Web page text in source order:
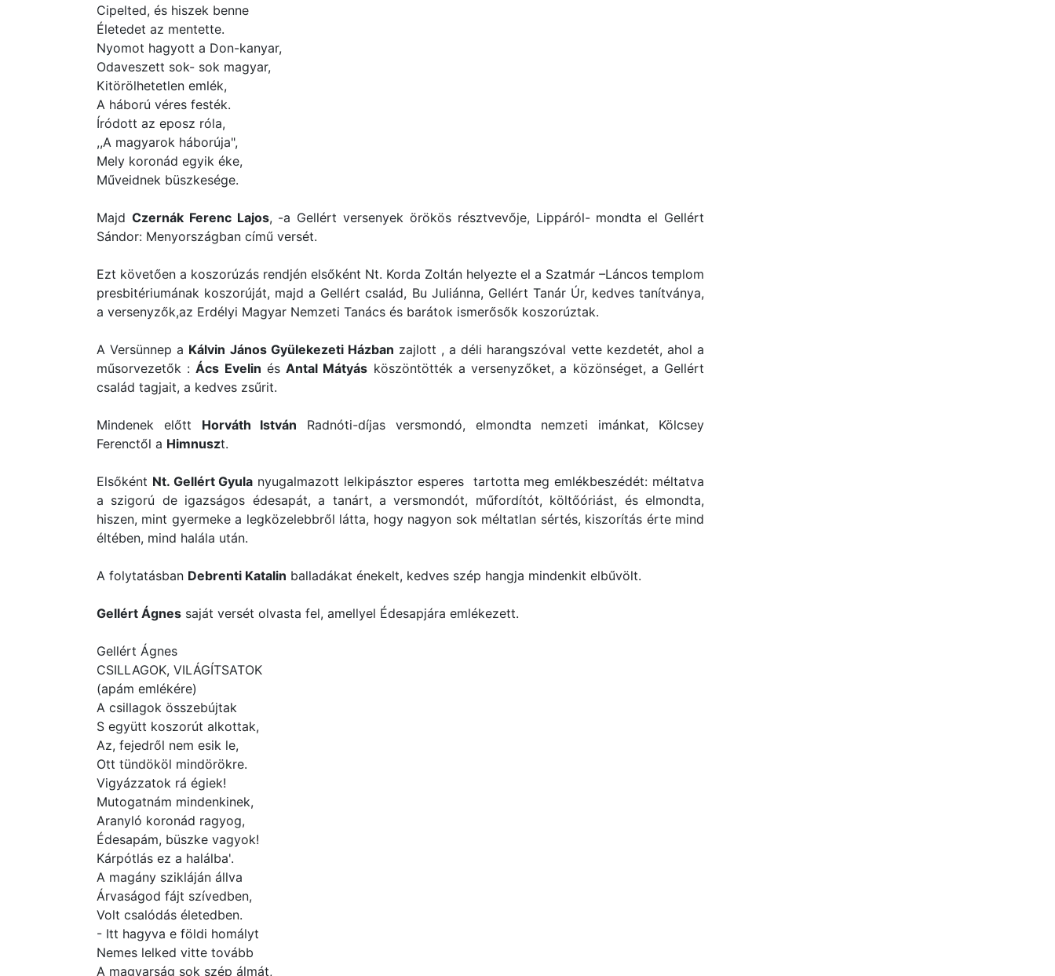
Cipelted, és hiszek benne
Életedet az mentette.
Nyomot hagyott a Don-kanyar,
Odaveszett sok- sok magyar,
Kitörölhetetlen emlék,
A háború véres festék.
Íródott az eposz róla,
,,A magyarok háborúja",
Mely koronád egyik éke,
Műveidnek büszkesége.
Majd Czernák Ferenc Lajos, -a Gellért versenyek örökös résztvevője, Lippáról- mondta el Gellért
Sándor: Menyországban című versét.
Ezt követően a koszorúzás rendjén elsőként Nt. Korda Zoltán helyezte el a Szatmár –Láncos templom
presbitériumának koszorúját, majd a Gellért család, Bu Juliánna, Gellért Tanár Úr, kedves tanítványa,
a versenyzők,az Erdélyi Magyar Nemzeti Tanács és barátok ismerősők koszorúztak.
A Versünnep a Kálvin János Gyülekezeti Házban zajlott , a déli harangszóval vette kezdetét, ahol a
műsorvezetők :Ács Evelin ésAntal Mátyás köszöntötték a versenyzőket, a közönséget, a Gellért
család tagjait, a kedves zsűrit.
Mindenek előtt Horváth István Radnóti-díjas versmondó, elmondta nemzeti imánkat, Kölcsey
Ferenctől a Himnuszt.
Elsőként Nt. Gellért Gyula nyugalmazott lelkipásztor esperes tartotta meg emlékbeszédét: méltatva
a szigorú de igazságos édesapát, a tanárt, a versmondót, műfordítót, költőóriást, és elmondta,
hiszen, mint gyermeke a legközelebbről látta, hogy nagyon sok méltatlan sértés, kiszorítás érte mind
éltében, mind halála után.
A folytatásban Debrenti Katalin balladákat énekelt, kedves szép hangja mindenkit elbűvölt.
Gellért Ágnes saját versét olvasta fel, amellyel Édesapjára emlékezett.
Gellért Ágnes
CSILLAGOK, VILÁGÍTSATOK
(apám emlékére)
A csillagok összebújtak
S együtt koszorút alkottak,
Az, fejedről nem esik le,
Ott tündököl mindörökre.
Vigyázzatok rá égiek!
Mutogatnám mindenkinek,
Aranyló koronád ragyog,
Édesapám, büszke vagyok!
Kárpótlás ez a halálba'.
A magány szikláján állva
Árvaságod fájt szívedben,
Volt csalódás életedben.
- Itt hagyva e földi homályt
Nemes lelked vitte tovább
A magyarság sok szép álmát,